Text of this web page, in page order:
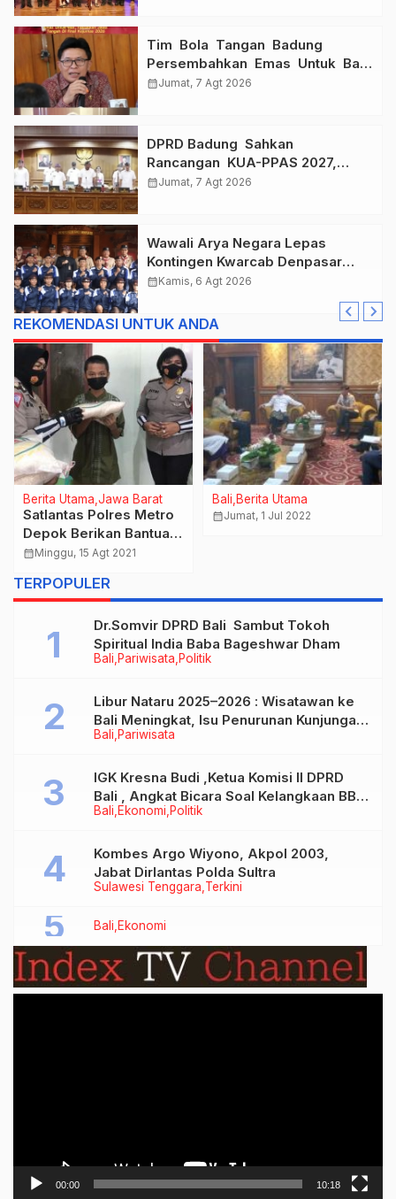
Tim Bola Tangan Badung
Persembahkan Emas Untuk Bali
, Taklukkan Jawa Tengah Di
calendar_monthJumat, 7 Agt 2026
DPRD Badung Sahkan
Rancangan KUA-PPAS 2027,
Anggaran Tembus Lebih Dari
calendar_monthJumat, 7 Agt 2026
Wawali Arya Negara Lepas
Kontingen Kwarcab Denpasar
Menuju Jambore Nasional XII
calendar_monthKamis, 6 Agt 2026
REKOMENDASI UNTUK ANDA
Bali Ekonomi
Kendalikan Inflasi Dan
Stabilkan Harga Bahan
Pokok, Pemkot
Operasi Pasar.
calendar_monthRabu, 19 Okt 2022
Bali Berita Utama
Renungan Joger
…
TERPOPULER
Bali Pariwisata Politik
Dr.Somvir DPRD Bali Sambut Tokoh
Spiritual India Baba Bageshwar Dham
Bali Pariwisata
Libur Nataru 2025–2026 : Wisatawan ke
Bali Meningkat, Isu Penurunan Kunjungan
Tidak Benar
Bali Ekonomi Politik
IGK Kresna Budi ,Ketua Komisi II DPRD
Bali , Angkat Bicara Soal Kelangkaan BBM
Bersubsidi Jenis Solar
Sulawesi Tenggara Terkini
Kombes Argo Wiyono, Akpol 2003,
Jabat Dirlantas Polda Sultra
Bali Ekonomi
00:00 10:18